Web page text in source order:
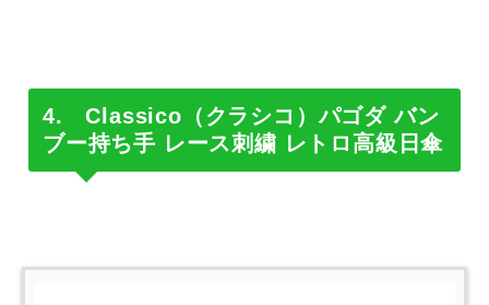
4. Classico（クラシコ）パゴダ バン
ブー持ち手 レース刺繍 レトロ高級日傘